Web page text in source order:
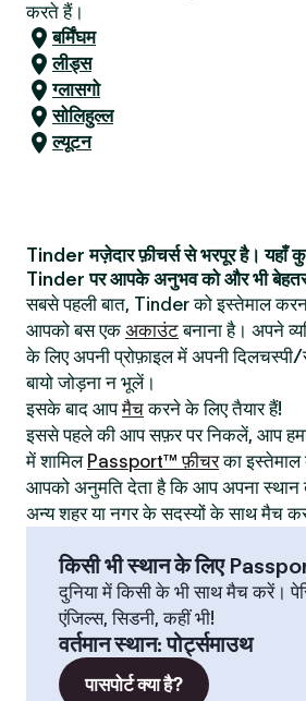
करते हैं।
बर्मिंघम
लीड्स
ग्लासगो
सोलिहुल्ल
ल्यूटन
Tinder मज़ेदार फ़ीचर्स से भरपूर है। यहाँ
Tinder पर आपके अनुभव को और भी बेहतर
सबसे पहली बात, Tinder को इस्तेमाल
आपको बस एक अकाउंटबनाना है। अपने
के लिए अपनी प्रोफ़ाइल में अपनी
बायो जोड़ना न भूलें।
इसके बाद आपमैचकरने के लिए तैयार हैं!
इससे पहले की आप सफ़र पर निकलें, आप
में शामिल Passport™ फ़ीचरका इस्तेमाल
आपको अनुमति देता है कि आप अपना
अन्य शहर या नगर के सदस्यों के साथ मैच
किसी भी स्थान के लिए
दुनिया में किसी के भी साथ मैच करें।
एंजिल्स, सिडनी, कहीं भी!
वर्तमान स्थान:पोर्ट्समाउथ
पासपोर्ट क्या है?